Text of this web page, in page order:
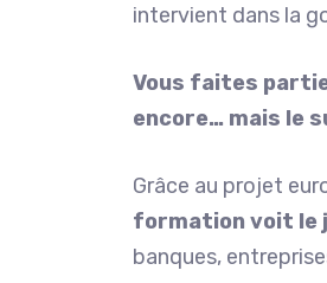
intervient dans la
Vous faites
encore… mais le
Grâce au projet
formation voit le
banques,